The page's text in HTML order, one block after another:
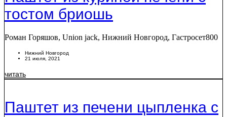
тостом бриошь
Роман Горяшов, Union jack, Нижний Новгород, Гастросет800
Нижний Новгород
21 июля, 2021
читать
Паштет из печени цыпленка с